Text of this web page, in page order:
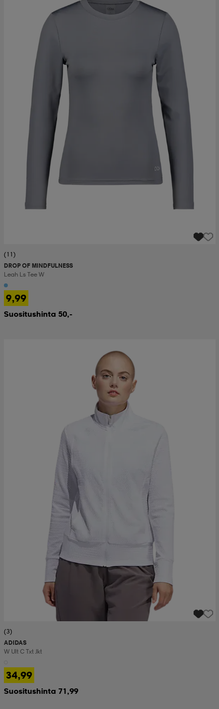
(11)
DROP OF MINDFULNESS
Leah Ls Tee W
9,99
Suositushinta 50,-
(3)
ADIDAS
W Ult C Txt Jkt
34,99
Suositushinta 71,99